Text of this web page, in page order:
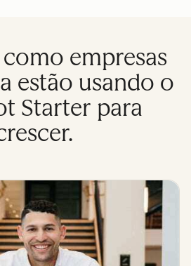
empresas
estão usando o
Starter para